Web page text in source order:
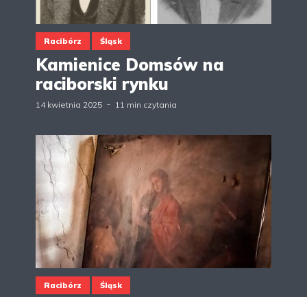
Racibórz Śląsk
Kamienice Domsów na
raciborski rynku
14 kwietnia 2025 11 min czytania
Racibórz Śląsk